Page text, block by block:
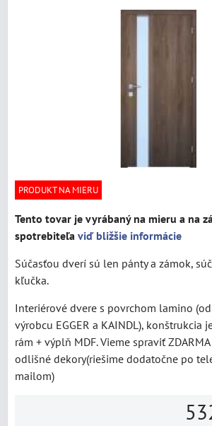
PRODUKT NA MIERU
Tento tovar je vyrábaný na mieru a na
spotrebiteľa viď bližšie informácie
Súčasťou dverí sú len pánty a zámok,
kľučka.
Interiérové dvere s povrchom lamino
výrobcu EGGER a KAINDL), konštrukcia
rám + výplň MDF. Vieme spraviť
odlišné dekory(riešime dodatočne po
mailom)